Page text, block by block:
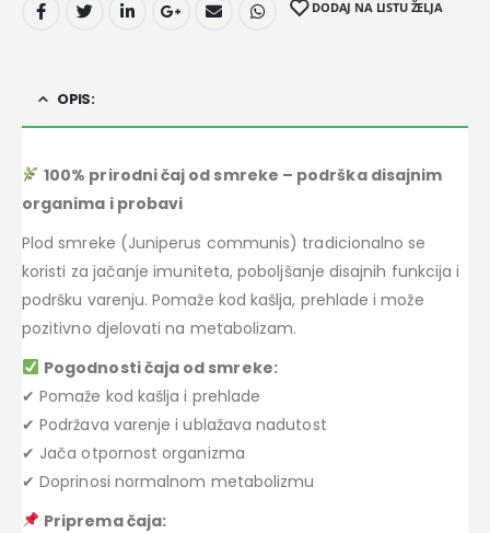
DODAJ NA LISTU ŽELJA
OPIS:
100% prirodni čaj od smreke – podrška disajnim
organima i probavi
Plod smreke (Juniperus communis) tradicionalno se
koristi za jačanje imuniteta, poboljšanje disajnih funkcija i
podršku varenju. Pomaže kod kašlja, prehlade i može
pozitivno djelovati na metabolizam.
Pogodnosti čaja od smreke:
✔ Pomaže kod kašlja i prehlade
✔ Podržava varenje i ublažava nadutost
✔ Jača otpornost organizma
✔ Doprinosi normalnom metabolizmu
Priprema čaja: